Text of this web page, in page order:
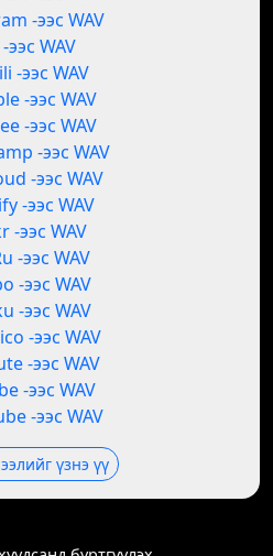
-ээс WAV
ээс WAV
-ээс WAV
-ээс WAV
-ээс WAV
-ээс WAV
-ээс WAV
-ээс WAV
-ээс WAV
-ээс WAV
-ээс WAV
-ээс WAV
-ээс WAV
-ээс WAV
-ээс WAV
-ээс WAV
үзнэ үү